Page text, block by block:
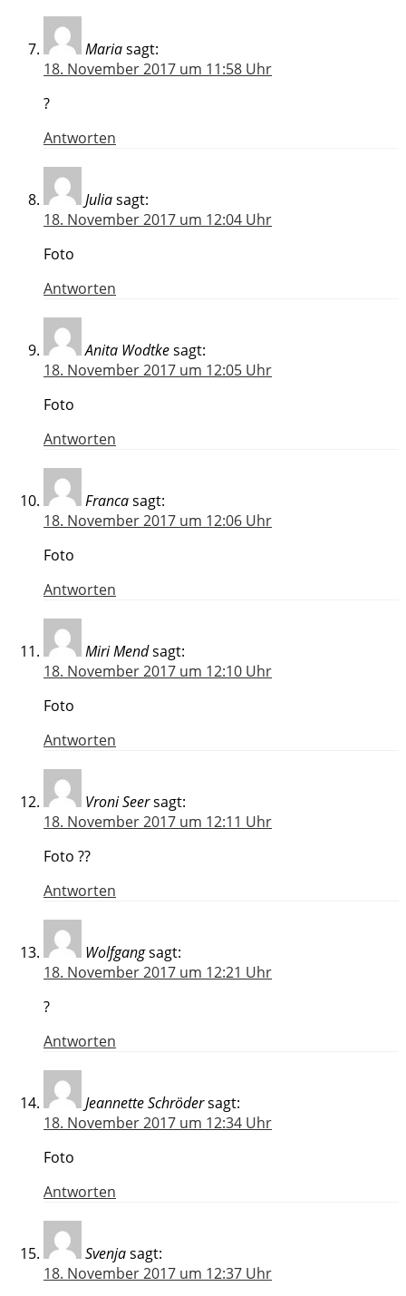
Mariasagt:
18. November 2017 um 11:58 Uhr
?
Antworten
Juliasagt:
18. November 2017 um 12:04 Uhr
Foto
Antworten
Anita Wodtkesagt:
18. November 2017 um 12:05 Uhr
Foto
Antworten
Francasagt:
18. November 2017 um 12:06 Uhr
Foto
Antworten
Miri Mendsagt:
18. November 2017 um 12:10 Uhr
Foto
Antworten
Vroni Seersagt:
18. November 2017 um 12:11 Uhr
Foto ??
Antworten
Wolfgangsagt:
18. November 2017 um 12:21 Uhr
?
Antworten
Jeannette Schrödersagt:
18. November 2017 um 12:34 Uhr
Foto
Antworten
Svenjasagt:
18. November 2017 um 12:37 Uhr